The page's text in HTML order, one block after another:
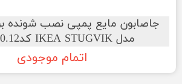
جاصابون مایع پمپی نصب شونده بر
مدل IKEA STUGVIK کد702.970.12
اتمام موجودی